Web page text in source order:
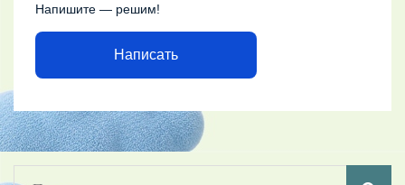
Напишите — решим!
Написать